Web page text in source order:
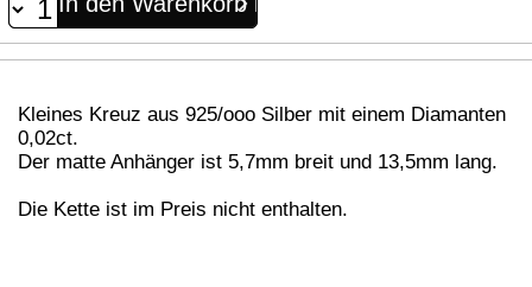
Kleines Kreuz aus 925/ooo Silber mit einem Diamanten
0,02ct.
Der matte Anhänger ist 5,7mm breit und 13,5mm lang.
Die Kette ist im Preis nicht enthalten.